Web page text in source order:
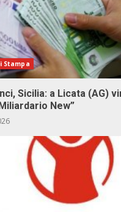
Stampa
Sicilia: a Licata (AG)
New”